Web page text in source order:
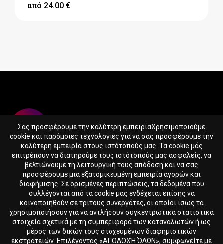
από 24.00 €
365SUPPS.EU LTD
Reg. nr. HE417388
Skaloupion 16, Peyia, 8575, Cyprus
365SUPPS.EU Αρχική Όροι & Προϋποθέσεις
Σας προσφέρουμε την καλύτερη εμπειρίαΧρησιμοποιούμε
cookie και παρόμοιες τεχνολογίες για να σας προσφέρουμε την
καλύτερη εμπειρία στους ιστότοπούς μας. Τα cookie μάς
επιτρέπουν να διατηρούμε τους ιστότοπούς μας ασφαλείς, να
βελτιώνουμε τη λειτουργική τους απόδοση και να σας
προσφέρουμε μια εξατομικευμένη εμπειρία αγορών και
διαφήμισης. Σε ορισμένες περιπτώσεις, τα δεδομένα που
συλλέγονται από τα cookie μας ενδέχεται επίσης να
κοινοποιηθούν σε τρίτους συνεργάτες, οι οποίοι ίσως τα
χρησιμοποιήσουν για να αντλήσουν συγκεντρωτικά στατιστικά
στοιχεία σχετικά με τη συμπεριφορά των καταναλωτών ή ως
μέρος των δικών τους στοχευμένων διαφημιστικών
εκστρατειών. Επιλέγοντας «ΑΠΟΔΟΧΉ ΌΛΩΝ», συμφωνείτε με